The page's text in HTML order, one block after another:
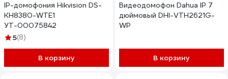
IP-домофония Hikvision DS-
KH8380-WTE1
УТ-00075842
5(8)
В корзину
Видеодомофон Dahua IP 7
дюймовый DHI-VTH2621G-
WP
В корзину